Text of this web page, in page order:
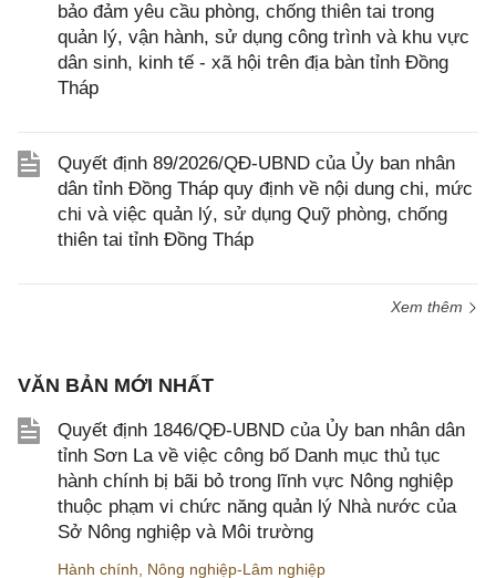
bảo đảm yêu cầu phòng, chống thiên tai trong
quản lý, vận hành, sử dụng công trình và khu vực
dân sinh, kinh tế - xã hội trên địa bàn tỉnh Đồng
Tháp
Quyết định 89/2026/QĐ-UBND của Ủy ban nhân
dân tỉnh Đồng Tháp quy định về nội dung chi, mức
chi và việc quản lý, sử dụng Quỹ phòng, chống
thiên tai tỉnh Đồng Tháp
Xem thêm
VĂN BẢN MỚI NHẤT
Quyết định 1846/QĐ-UBND của Ủy ban nhân dân
tỉnh Sơn La về việc công bố Danh mục thủ tục
hành chính bị bãi bỏ trong lĩnh vực Nông nghiệp
thuộc phạm vi chức năng quản lý Nhà nước của
Sở Nông nghiệp và Môi trường
Hành chính Nông nghiệp-Lâm nghiệp